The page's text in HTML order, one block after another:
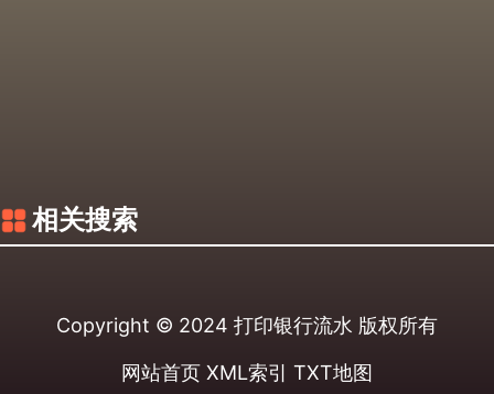
相关搜索
Copyright © 2024 打印银行流水 版权所有
网站首页 XML索引 TXT地图